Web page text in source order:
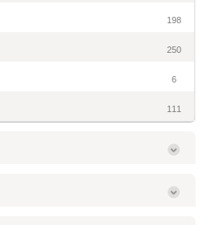
198
250
6
111